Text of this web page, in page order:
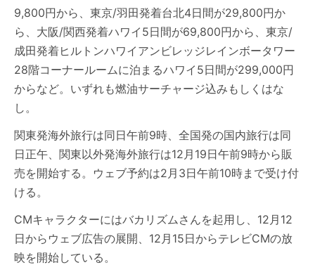
9,800円から、東京/羽田発着台北4日間が29,800円か
ら、大阪/関西発着ハワイ5日間が69,800円から、東京/
成田発着ヒルトンハワイアンビレッジレインボータワー
28階コーナールームに泊まるハワイ5日間が299,000円
からなど。いずれも燃油サーチャージ込みもしくはな
し。
関東発海外旅行は同日午前9時、全国発の国内旅行は同
日正午、関東以外発海外旅行は12月19日午前9時から販
売を開始する。ウェブ予約は2月3日午前10時まで受け付
ける。
CMキャラクターにはバカリズムさんを起用し、12月12
日からウェブ広告の展開、12月15日からテレビCMの放
映を開始している。